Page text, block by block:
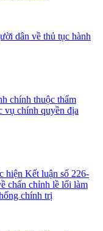
dân về thủ tục hành
chính thuộc thẩm
vụ chính quyền địa
Kết luận số 226-
chấn chỉnh lề lối làm
chính trị